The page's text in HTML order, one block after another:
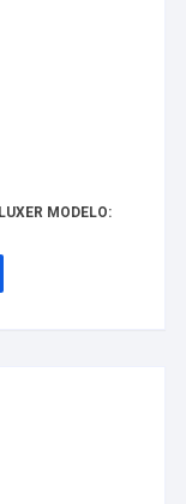
MODELO: